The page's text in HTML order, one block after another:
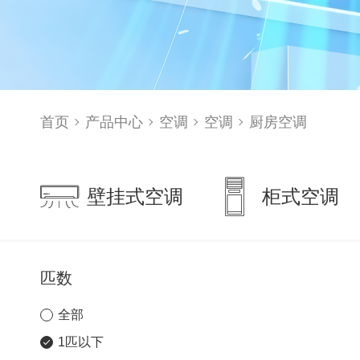
首页 产品中心 空调 空调 厨房空调
壁挂式空调 柜式空调
匹数
全部
1匹以下